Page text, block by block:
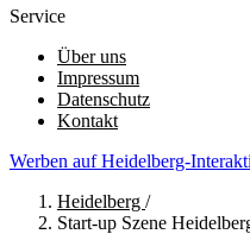
Service
Über uns
Impressum
Datenschutz
Kontakt
Werben auf Heidelberg-
Heidelberg /
Start-up Szene